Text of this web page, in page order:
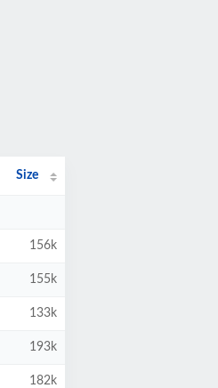
Size
156k
155k
133k
193k
182k